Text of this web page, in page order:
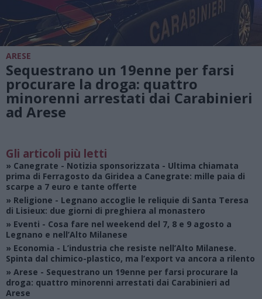
ARESE
Sequestrano un 19enne per farsi
procurare la droga: quattro
minorenni arrestati dai Carabinieri
ad Arese
Gli articoli più letti
» Canegrate - Notizia sponsorizzata - Ultima chiamata
prima di Ferragosto da Giridea a Canegrate: mille paia di
scarpe a 7 euro e tante offerte
» Religione - Legnano accoglie le reliquie di Santa Teresa
di Lisieux: due giorni di preghiera al monastero
» Eventi - Cosa fare nel weekend del 7, 8 e 9 agosto a
Legnano e nell’Alto Milanese
» Economia - L’industria che resiste nell’Alto Milanese.
Spinta dal chimico-plastico, ma l’export va ancora a rilento
» Arese - Sequestrano un 19enne per farsi procurare la
droga: quattro minorenni arrestati dai Carabinieri ad
Arese